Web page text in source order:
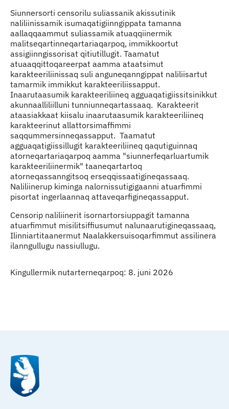
Siunnersorti censorilu suliassanik akissutinik
naliliinissamik isumaqatigiinngippata tamanna
aallaqqaammut suliassamik atuaqqiinermik
malitseqartinneqartariaqarpoq, immikkoortut
assigiinngissorisat qitiutillugit. Taamatut
atuaaqqittoqareerpat aamma ataatsimut
karakteeriliinissaq suli anguneqanngippat naliliisartut
tamarmik immikkut karakteeriliissapput.
Inaarutaasumik karakteeriliineq agguaqatigiissitsinikkut
akunnaalliliilluni tunniunneqartassaaq. Karakteerit
ataasiakkaat kiisalu inaarutaasumik karakteeriliineq
karakteerinut allattorsimaffimmi
saqqummersinneqassapput. Taamatut
agguaqatigiissillugit karakteeriliineq qaqutiguinnaq
atorneqartariaqarpoq aamma "siunnerfeqarluartumik
karakteeriliinermik" taaneqartartoq
atorneqassanngitsoq erseqqissaatigineqassaaq.
Naliliinerup kiminga nalornissutigigaanni atuarfimmi
pisortat ingerlaannaq attaveqarfigineqassapput.
Censorip naliliinerit isornartorsiuppagit tamanna
atuarfimmut misilitsiffiusumut nalunaarutigineqassaaq,
Ilinniartitaanermut Naalakkersuisoqarfimmut assilinera
ilanngullugu nassiullugu.
Kingullermik nutarterneqarpoq: 8. juni 2026